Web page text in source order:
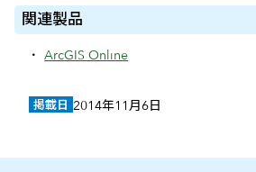
関連製品
ArcGIS Online
掲載日 2014年11月6日